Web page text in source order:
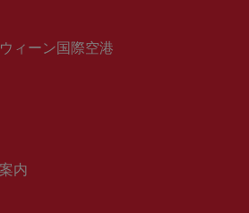
ィーン国際空港
内